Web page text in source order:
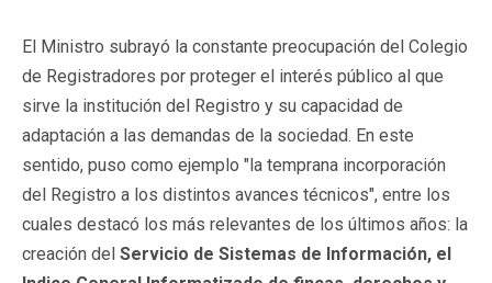
El Ministro subrayó la constante preocupación del Colegio
de Registradores por proteger el interés público al que
sirve la institución del Registro y su capacidad de
adaptación a las demandas de la sociedad. En este
sentido, puso como ejemplo "la temprana incorporación
del Registro a los distintos avances técnicos", entre los
cuales destacó los más relevantes de los últimos años: la
creación del Servicio de Sistemas de Información, el